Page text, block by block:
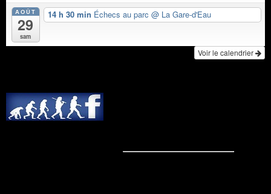
AOÛT
29
sam
14 h 30 min Échecs au parc @ La Gare-d'Eau
Voir le calendrier